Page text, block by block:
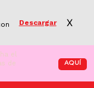
Descargar X
el
de
AQUÍ